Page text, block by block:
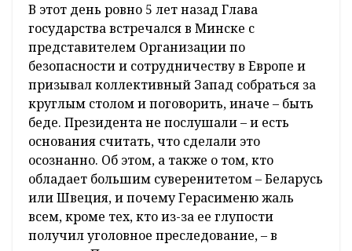
В этот день ровно 5 лет назад Глава
государства встречался в Минске с
представителем Организации по
безопасности и сотрудничеству в Европе и
призывал коллективный Запад собраться за
круглым столом и поговорить, иначе – быть
беде. Президента не послушали – и есть
основания считать, что сделали это
осознанно. Об этом, а также о том, кто
обладает большим суверенитетом – Беларусь
или Швеция, и почему Герасименю жаль
всем, кроме тех, кто из-за ее глупости
получил уголовное преследование, – в